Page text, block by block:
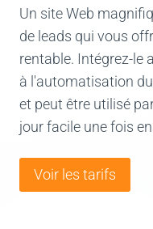
Un site Web
de leads qui vous
rentable. Intégrez-le
à l'automatisation
et peut être utilisé
jour facile une fois
Voir les tarifs